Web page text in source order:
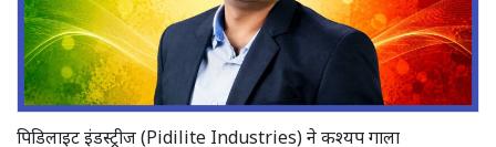
पिडिलाइट इंडस्ट्रीज (Pidilite Industries) ने कश्यप गाला